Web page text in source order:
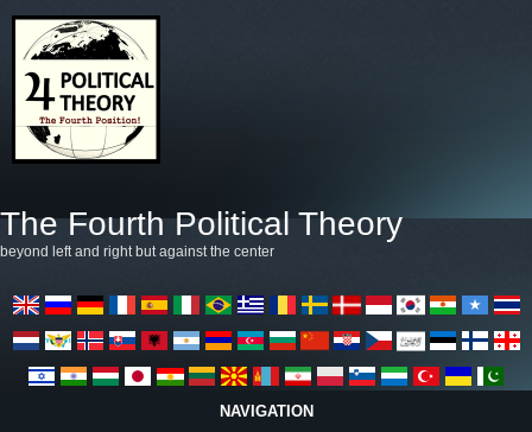
The Fourth Political Theory
beyond left and right but against the center
NAVIGATION